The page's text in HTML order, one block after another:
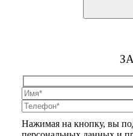
Нажимая на кнопку, вы